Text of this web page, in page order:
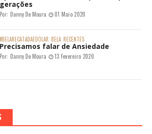
gerações
Por: Danny De Moura 01 Maio 2020
#BELARECATADAEDOLAR BELA RECENTES
Precisamos falar de Ansiedade
Por: Danny De Moura 13 Fevereiro 2020